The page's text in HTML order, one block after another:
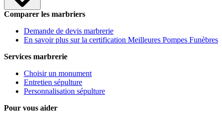
Comparer les marbriers
Demande de devis marbrerie
En savoir plus sur la certification Meilleures Pompes Funèbres
Services marbrerie
Choisir un monument
Entretien sépulture
Personnalisation sépulture
Pour vous aider